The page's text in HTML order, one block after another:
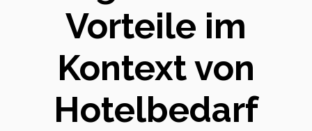
Vorteile im
Kontext von
Hotelbedarf